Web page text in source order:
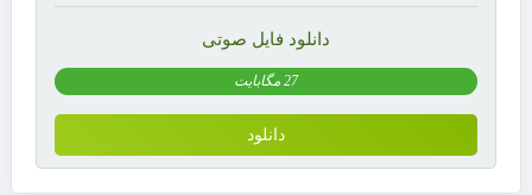
دانلود فایل صوتی
27 مگابایت
دانلود